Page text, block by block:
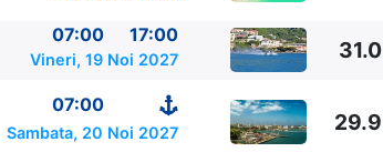
07:00 - 17:00
- 16:00
07:00
17:00
Vineri, 19 Noi 2027 31.0
07:00
Sambata, 20 Noi 2027 29.9